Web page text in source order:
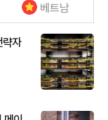
베트남
략자